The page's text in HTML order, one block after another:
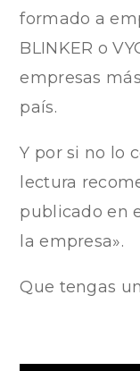
formado a
BLINKER o
empresas
país.
Y por si no lo
lectura
publicado en
la empresa».
Que tengas